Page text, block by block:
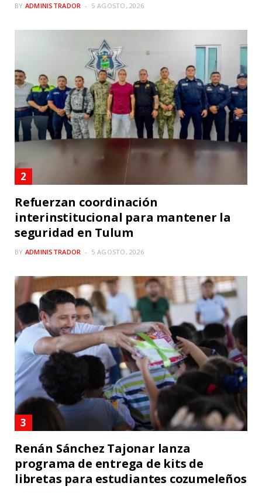
BY ADMINISTRADOR 5 AGOSTO, 2026
Refuerzan coordinación
interinstitucional para mantener la
seguridad en Tulum
BY ADMINISTRADOR 5 AGOSTO, 2026
Renán Sánchez Tajonar lanza
programa de entrega de kits de
libretas para estudiantes cozumeleños